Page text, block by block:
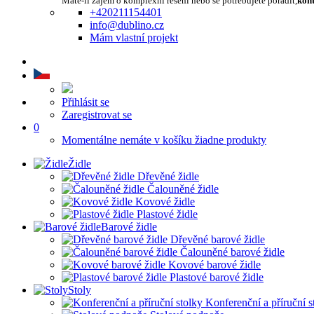
+420211154401
info@dublino.cz
Mám vlastní projekt
Přihlásit se
Zaregistrovat se
0
Momentálne nemáte v košíku žiadne produkty
Židle
Dřevěné židle
Čalouněné židle
Kovové židle
Plastové židle
Barové židle
Dřevěné barové židle
Čalouněné barové židle
Kovové barové židle
Plastové barové židle
Stoly
Konferenční a příruční